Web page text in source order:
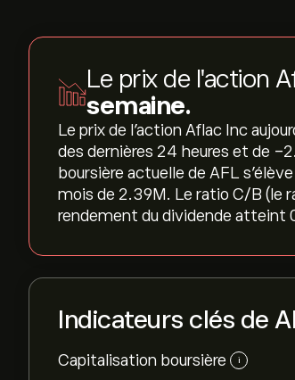
Le prix de l'action
semaine.
Le prix de l'action Aflac Inc
des dernières 24 heures et de ‎-
boursière actuelle de AFL
mois de 2.39M. Le ratio C/B (le
rendement du dividende atteint
Indicateurs clés de
Capitalisation boursière i